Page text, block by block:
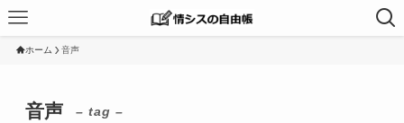
ホーム 音声
音声 – tag –